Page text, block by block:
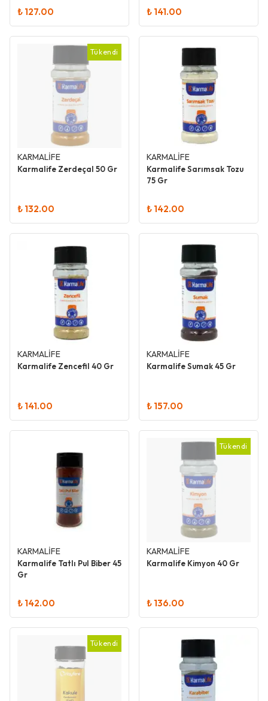
₺ 127.00 ₺ 141.00
Tükendi
KARMALİFE
Karmalife Zerdeçal 50 Gr
₺ 132.00
KARMALİFE
Karmalife Sarımsak Tozu
75 Gr
₺ 142.00
KARMALİFE
Karmalife Zencefil 40 Gr
₺ 141.00
KARMALİFE
Karmalife Sumak 45 Gr
₺ 157.00
KARMALİFE
Karmalife Tatlı Pul Biber 45
Gr
₺ 142.00
Tükendi
KARMALİFE
Karmalife Kimyon 40 Gr
₺ 136.00
Tükendi